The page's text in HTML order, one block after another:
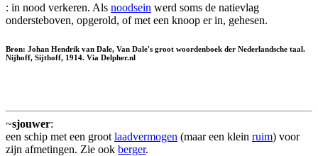
: in nood verkeren. Als noodsein werd soms de natievlag
ondersteboven, opgerold, of met een knoop er in, gehesen.
Bron: Johan Hendrik van Dale, Van Dale's groot woordenboek der Nederlandsche taal.
Nijhoff, Sijthoff, 1914. Via Delpher.nl
~sjouwer:
een schip met een groot laadvermogen (maar een klein ruim) voor
zijn afmetingen. Zie ook berger.